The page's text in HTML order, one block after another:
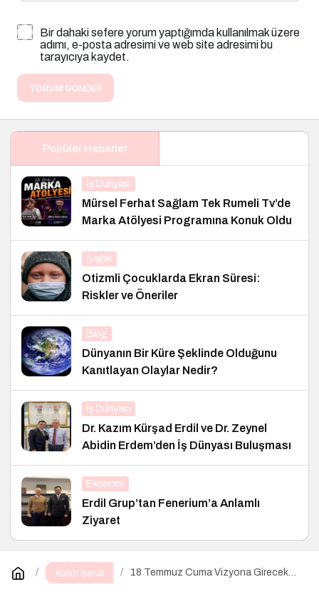
Bir dahaki sefere yorum yaptığımda kullanılmak üzere
adımı, e-posta adresimi ve web site adresimi bu
tarayıcıya kaydet.
YORUM GÖNDER
Popüler Haberler
İş Dünyası
Mürsel Ferhat Sağlam Tek Rumeli Tv’de
Marka Atölyesi Programına Konuk Oldu
Sağlık
Otizmli Çocuklarda Ekran Süresi:
Riskler ve Öneriler
Blog
Dünyanın Bir Küre Şeklinde Olduğunu
Kanıtlayan Olaylar Nedir?
İş Dünyası
Dr. Kazım Kürşad Erdil ve Dr. Zeynel
Abidin Erdem’den İş Dünyası Buluşması
Ekonomi
Erdil Grup’tan Fenerium’a Anlamlı
Ziyaret
Kültür Sanat
18 Temmuz Cuma Vizyona Girecek